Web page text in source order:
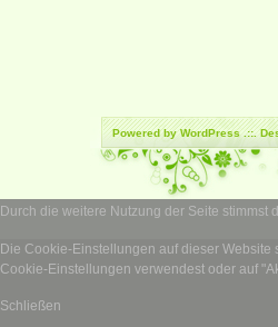
Powered byWordPress.::.
Durch die weitere Nutzung der Seite stimmst
Die Cookie-Einstellungen auf dieser
Cookie-Einstellungen verwendest oder auf
Schließen